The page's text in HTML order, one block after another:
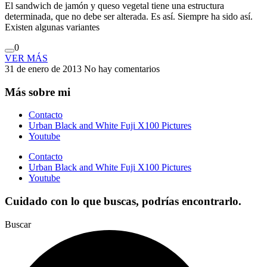
El sandwich de jamón y queso vegetal tiene una estructura
determinada, que no debe ser alterada. Es así. Siempre ha sido así.
Existen algunas variantes
0
VER MÁS
31 de enero de 2013 No hay comentarios
Más sobre mi
Contacto
Urban Black and White Fuji X100 Pictures
Youtube
Contacto
Urban Black and White Fuji X100 Pictures
Youtube
Cuidado con lo que buscas, podrías encontrarlo.
Buscar